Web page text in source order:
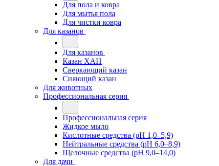
Для пола и ковра
Для мытья пола
Для чистки ковра
Для казанов
Для казанов
Казан ХАН
Сверкающий казан
Сияющий казан
Для животных
Профессиональная серия
Профессиональная серия
Жидкое мыло
Кислотные средства (pH 1,0–5,9)
Нейтральные средства (pH 6,0–8,9)
Щелочные средства (pH 9,0–14,0)
Для дачи